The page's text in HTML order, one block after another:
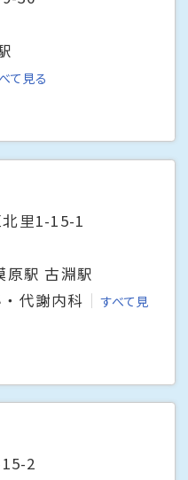
て見る
里1-15-1
原駅 古淵駅
代謝内科
すべて見
2